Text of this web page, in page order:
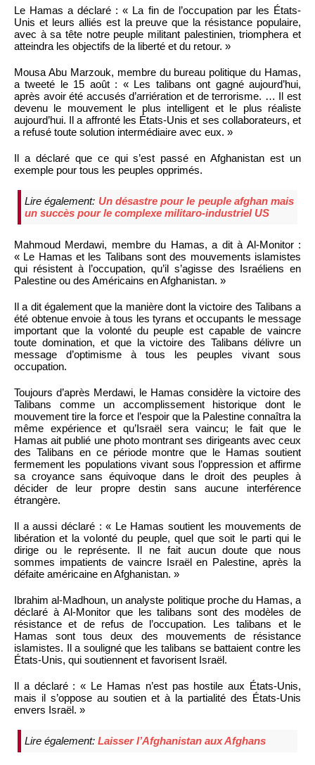
Le Hamas a déclaré : « La fin de l’occupation par les États-
Unis et leurs alliés est la preuve que la résistance populaire,
avec à sa tête notre peuple militant palestinien, triomphera et
atteindra les objectifs de la liberté et du retour. »
Mousa Abu Marzouk, membre du bureau politique du Hamas,
a tweeté le 15 août : « Les talibans ont gagné aujourd’hui,
après avoir été accusés d’arriération et de terrorisme. … Il est
devenu le mouvement le plus intelligent et le plus réaliste
aujourd’hui. Il a affronté les États-Unis et ses collaborateurs, et
a refusé toute solution intermédiaire avec eux. »
Il a déclaré que ce qui s’est passé en Afghanistan est un
exemple pour tous les peuples opprimés.
Lire également: Un désastre pour le peuple afghan mais
un succès pour le complexe militaro-industriel US
Mahmoud Merdawi, membre du Hamas, a dit à Al-Monitor :
« Le Hamas et les Talibans sont des mouvements islamistes
qui résistent à l’occupation, qu’il s’agisse des Israéliens en
Palestine ou des Américains en Afghanistan. »
Il a dit également que la manière dont la victoire des Talibans a
été obtenue envoie à tous les tyrans et occupants le message
important que la volonté du peuple est capable de vaincre
toute domination, et que la victoire des Talibans délivre un
message d’optimisme à tous les peuples vivant sous
occupation.
Toujours d’après Merdawi, le Hamas considère la victoire des
Talibans comme un accomplissement historique dont le
mouvement tire la force et l’espoir que la Palestine connaîtra la
même expérience et qu’Israël sera vaincu; le fait que le
Hamas ait publié une photo montrant ses dirigeants avec ceux
des Talibans en ce période montre que le Hamas soutient
fermement les populations vivant sous l’oppression et affirme
sa croyance sans équivoque dans le droit des peuples à
décider de leur propre destin sans aucune interférence
étrangère.
Il a aussi déclaré : « Le Hamas soutient les mouvements de
libération et la volonté du peuple, quel que soit le parti qui le
dirige ou le représente. Il ne fait aucun doute que nous
sommes impatients de vaincre Israël en Palestine, après la
défaite américaine en Afghanistan. »
Ibrahim al-Madhoun, un analyste politique proche du Hamas, a
déclaré à Al-Monitor que les talibans sont des modèles de
résistance et de refus de l’occupation. Les talibans et le
Hamas sont tous deux des mouvements de résistance
islamistes. Il a souligné que les talibans se battaient contre les
États-Unis, qui soutiennent et favorisent Israël.
Il a déclaré : « Le Hamas n’est pas hostile aux États-Unis,
mais il s’oppose au soutien et à la partialité des États-Unis
envers Israël. »
Lire également: Laisser l’Afghanistan aux Afghans